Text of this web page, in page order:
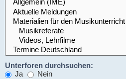
Unterforen durchsuchen:
Ja
Nein